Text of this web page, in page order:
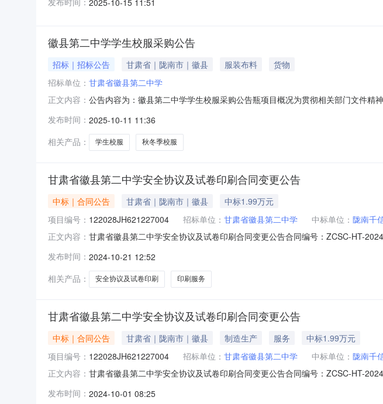
评委团由家委会代表及家长代表35人、学生代表9人、教师代表1人，共45人组成
徽县第二中学学生校服采购公告
招标｜招标公告 甘肃省｜陇南市｜徽县 服装布料
货物
招标单位： 甘肃省徽县第二中学
正文内容： 公告内容为：徽县第二中学学生校服采购公告瓶项目概况为贯彻相关部门文件精
生人数：七年级136人左右，高一年级307人左右。（2）款式颜色要求:按照学校
发布时间： 2025-10-11 11:36
相关产品：
学生校服 秋冬季校服
甘肃省徽县第二中学安全协议及试卷印刷合同变更公告
中标｜合同公告 甘肃省｜陇南市｜徽县
中标1.99万元
项目编号： 122028JH621227004 招标单位： 甘肃省徽县第二中学 中标单位： 陇南千
正文内容： 甘肃省徽县第二中学安全协议及试卷印刷合同变更公告合同编号：ZCSC-HT-
同总金额：1.98552（万元）合同扩展信息是否为ppp：是否联合体：否牵头单
发布时间： 2024-10-21 12:52
相关产品：
安全协议及试卷印刷 印刷服务
甘肃省徽县第二中学安全协议及试卷印刷合同变更公告
中标｜合同公告 甘肃省｜陇南市｜徽县 制造生产 服务
中标1.99万元
项目编号： 122028JH621227004 招标单位： 甘肃省徽县第二中学 中标单位： 陇南千
正文内容： 甘肃省徽县第二中学安全协议及试卷印刷合同变更公告合同编号：ZCSC-HT-
同总金额：1.98552（万元）合同扩展信息是否为ppp：是否联合体：否牵头单
发布时间： 2024-10-01 08:25